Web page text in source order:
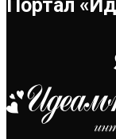
Портал